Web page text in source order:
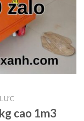
cao 1m3